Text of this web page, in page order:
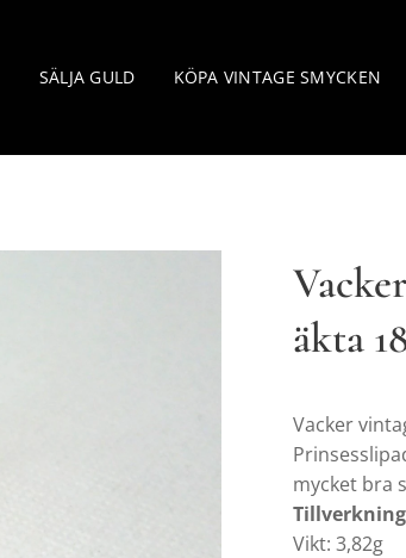
SÄLJA GULD KÖPA VINTAGE SMYCKEN
äkta
Vacker
mycket bra
Vikt: 3,82g